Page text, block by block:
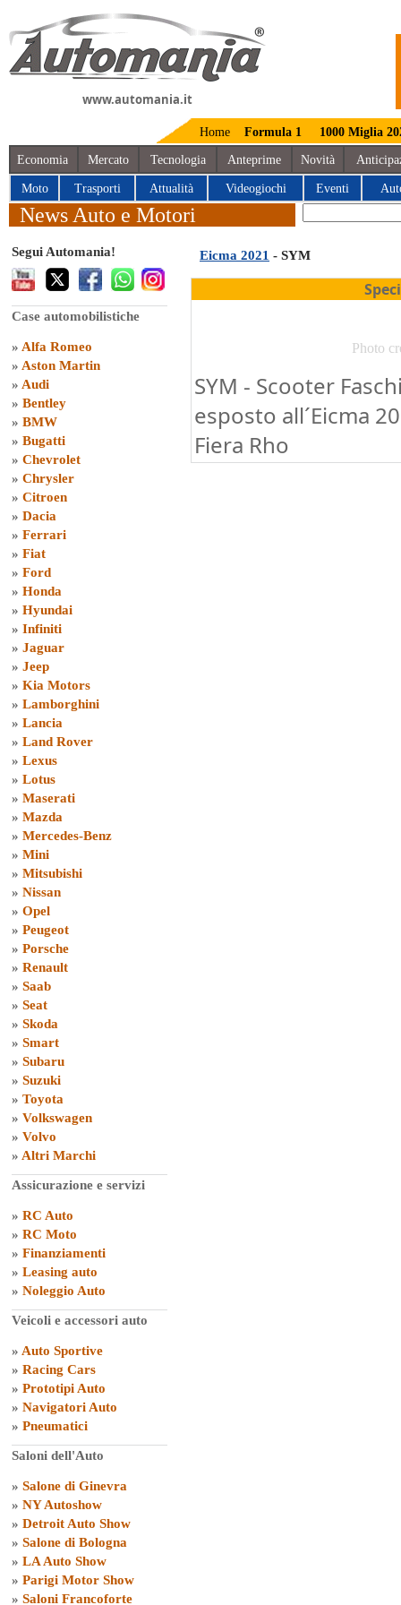
www.automania.it
Home Formula 1 1000 Miglia
Economia Mercato Tecnologia Anteprime Novità
Moto Trasporti Attualità Videogiochi Eventi
News Auto e Motori
Segui Automania!
Case automobilistiche
» Alfa Romeo
» Aston Martin
» Audi
» Bentley
» BMW
» Bugatti
» Chevrolet
» Chrysler
» Citroen
» Dacia
» Ferrari
» Fiat
» Ford
» Honda
» Hyundai
» Infiniti
» Jaguar
» Jeep
» Kia Motors
» Lamborghini
» Lancia
» Land Rover
» Lexus
» Lotus
» Maserati
» Mazda
» Mercedes-Benz
» Mini
» Mitsubishi
» Nissan
» Opel
» Peugeot
» Porsche
» Renault
» Saab
» Seat
» Skoda
» Smart
» Subaru
» Suzuki
» Toyota
» Volkswagen
» Volvo
» Altri Marchi
Assicurazione e servizi
» RC Auto
» RC Moto
» Finanziamenti
» Leasing auto
» Noleggio Auto
Veicoli e accessori auto
» Auto Sportive
» Racing Cars
» Prototipi Auto
» Navigatori Auto
» Pneumatici
Saloni dell'Auto
» Salone di Ginevra
» NY Autoshow
» Detroit Auto Show
» Salone di Bologna
» LA Auto Show
» Parigi Motor Show
» Saloni Francoforte
Eicma 2021 - SYM
Photo
SYM - Scooter
esposto all´Eicma
Fiera Rho